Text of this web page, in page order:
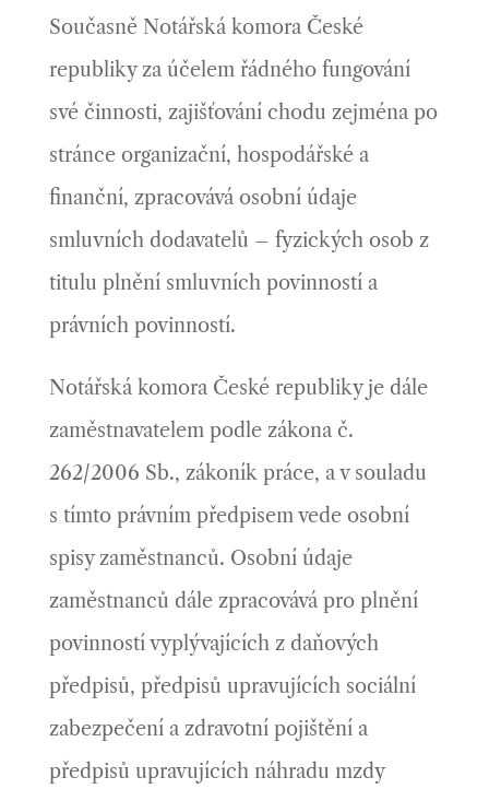
Současně Notářská komora České
republiky za účelem řádného fungování
své činnosti, zajišťování chodu zejména po
stránce organizační, hospodářské a
finanční, zpracovává osobní údaje
smluvních dodavatelů – fyzických osob z
titulu plnění smluvních povinností a
právních povinností.
Notářská komora České republiky je dále
zaměstnavatelem podle zákona č.
262/2006 Sb., zákoník práce, a v souladu
s tímto právním předpisem vede osobní
spisy zaměstnanců. Osobní údaje
zaměstnanců dále zpracovává pro plnění
povinností vyplývajících z daňových
předpisů, předpisů upravujících sociální
zabezpečení a zdravotní pojištění a
předpisů upravujících náhradu mzdy